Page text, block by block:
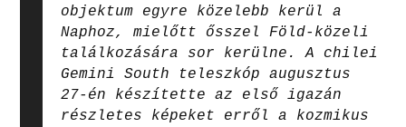
objektum egyre közelebb kerül a
Naphoz, mielőtt ősszel Föld-közeli
találkozására sor kerülne. A chilei
Gemini South teleszkóp augusztus
27-én készítette az első igazán
részletes képeket erről a kozmikus